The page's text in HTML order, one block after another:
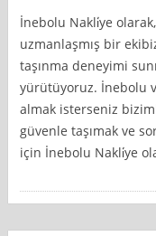
İnebolu Nakli̇ye
uzmanlaşmış bir
taşınma deneyimi
yürütüyoruz. İnebolu
almak isterseniz
güvenle taşımak ve
için İnebolu Nakli̇ye